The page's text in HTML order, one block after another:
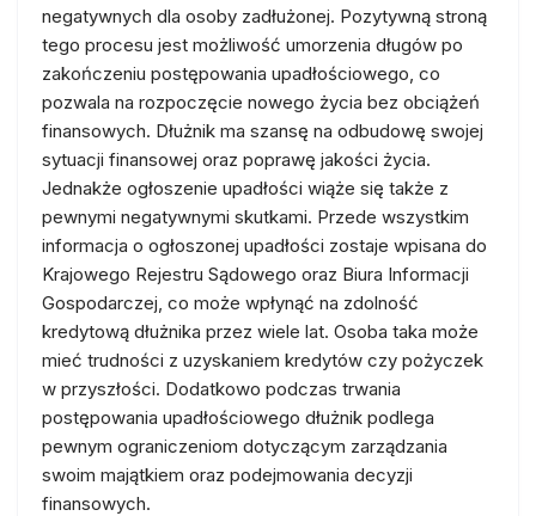
negatywnych dla osoby zadłużonej. Pozytywną stroną
tego procesu jest możliwość umorzenia długów po
zakończeniu postępowania upadłościowego, co
pozwala na rozpoczęcie nowego życia bez obciążeń
finansowych. Dłużnik ma szansę na odbudowę swojej
sytuacji finansowej oraz poprawę jakości życia.
Jednakże ogłoszenie upadłości wiąże się także z
pewnymi negatywnymi skutkami. Przede wszystkim
informacja o ogłoszonej upadłości zostaje wpisana do
Krajowego Rejestru Sądowego oraz Biura Informacji
Gospodarczej, co może wpłynąć na zdolność
kredytową dłużnika przez wiele lat. Osoba taka może
mieć trudności z uzyskaniem kredytów czy pożyczek
w przyszłości. Dodatkowo podczas trwania
postępowania upadłościowego dłużnik podlega
pewnym ograniczeniom dotyczącym zarządzania
swoim majątkiem oraz podejmowania decyzji
finansowych.